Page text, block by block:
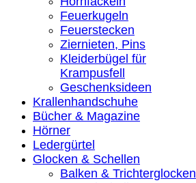
Feuerkugeln
Feuerstecken
Ziernieten, Pins
Kleiderbügel für
Krampusfell
Geschenksideen
Krallenhandschuhe
Bücher & Magazine
Hörner
Ledergürtel
Glocken & Schellen
Balken & Trichterglocken